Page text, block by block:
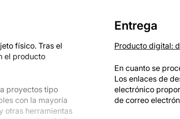
físico. Tras el
el producto
proyectos tipo
con la mayoría
otras herramientas
Entrega
Producto digital:
En cuanto se
Los enlaces de
electrónico
de correo